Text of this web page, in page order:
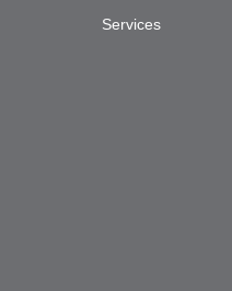
Services